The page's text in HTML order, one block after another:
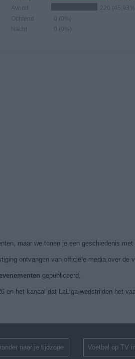
Avond
220
Ochtend
0 (0%)
Nacht
0 (0%)
maar we tonen je een geschiedenis met
ontvangen van officiële media over de
gepubliceerd.
en het kanaal dat LaLiga-wedstrijden het
naar je tijdzone Voetbal op TV